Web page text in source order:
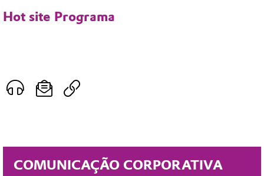
COMUNICAÇÃO CORPORATIVA
Hot site Programa